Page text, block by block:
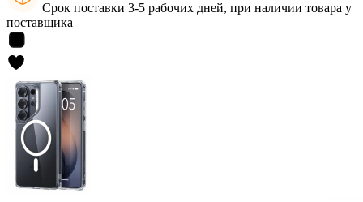
Срок поставки 3-5 рабочих дней, при наличии товара у
поставщика